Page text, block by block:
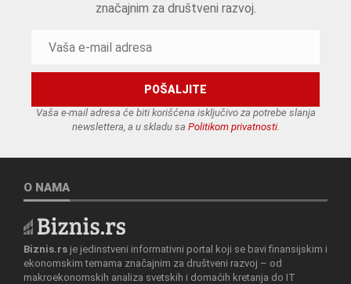
značajnim za društveni razvoj.
Vaša e-mail adresa će biti korišćena isključivo za potrebe slanja
newslettera, a u skladu sa Politikom privatnosti.
O NAMA
Biznis.rs je jedinstveni informativni portal koji se bavi finansijskim i
ekonomskim temama značajnim za društveni razvoj – od
makroekonomskih analiza svetskih i domaćih kretanja do IT